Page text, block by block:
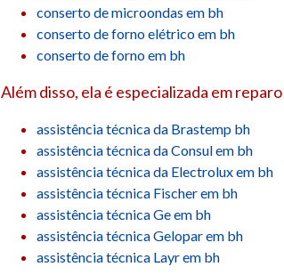
conserto de microondas em bh
conserto de forno elétrico em bh
conserto de forno em bh
Além disso, ela é especializada em
assistência técnica da Brastemp bh
assistência técnica da Consul em bh
assistência técnica da Electrolux em bh
assistência técnica Fischer em bh
assistência técnica Ge em bh
assistência técnica Gelopar em bh
assistência técnica Layr em bh